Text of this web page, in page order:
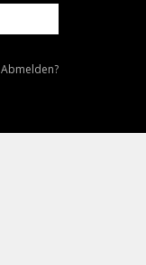
Newsletter
Abmelden?